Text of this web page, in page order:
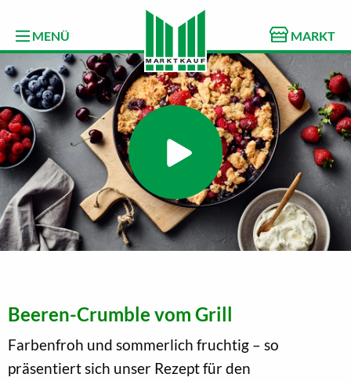
MENÜ MARKT
Beeren-Crumble vom Grill
Farbenfroh und sommerlich fruchtig – so
präsentiert sich unser Rezept für den